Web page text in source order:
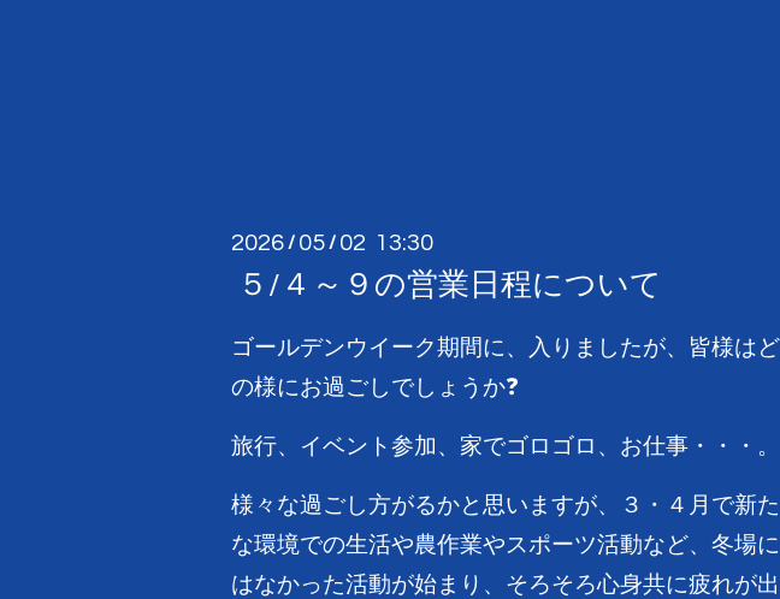
2026 / 05 / 02 13:30
５/４～９の営業日程について
ゴールデンウイーク期間に、入りましたが、皆様はど
の様にお過ごしでしょうか❓
旅行、イベント参加、家でゴロゴロ、お仕事・・・。
様々な過ごし方がるかと思いますが、３・４月で新た
な環境での生活や農作業やスポーツ活動など、冬場に
はなかった活動が始まり、そろそろ心身共に疲れが出